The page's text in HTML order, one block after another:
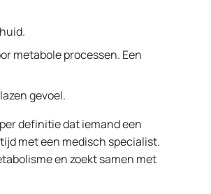
metabole processen. Een
gevoel.
definitie dat iemand een
met een medisch specialist.
en zoekt samen met